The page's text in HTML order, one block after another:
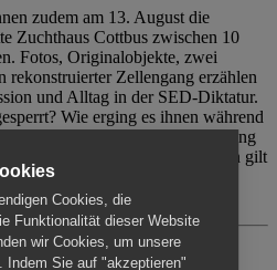
zudem am 13. August die
Zuchthaus Cottbus zwischen 10
Fotos, Originalobjekte, zwei
rekonstruierter Zellengang erzählen
und Alltag in der SED-Diktatur.
Wie erging es ihnen während
erfolgt individuell ohne Betreuung
Cottbus. Für Begleitpersonen gilt
5€).
Cookies, die
Funktionalität dieser Website
wir Cookies, um unsere
Indem Sie auf "akzeptieren"